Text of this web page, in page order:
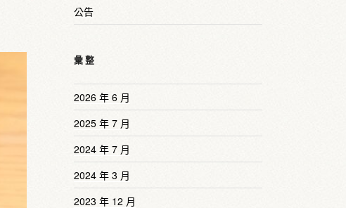
公告
彙整
2026 年 6 月
2025 年 7 月
2024 年 7 月
2024 年 3 月
2023 年 12 月